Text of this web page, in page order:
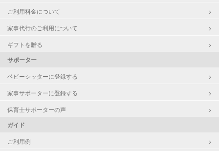
ご利用料金について
家事代行のご利用について
ギフトを贈る
サポーター
ベビーシッターに登録する
家事サポーターに登録する
保育士サポーターの声
ガイド
ご利用例